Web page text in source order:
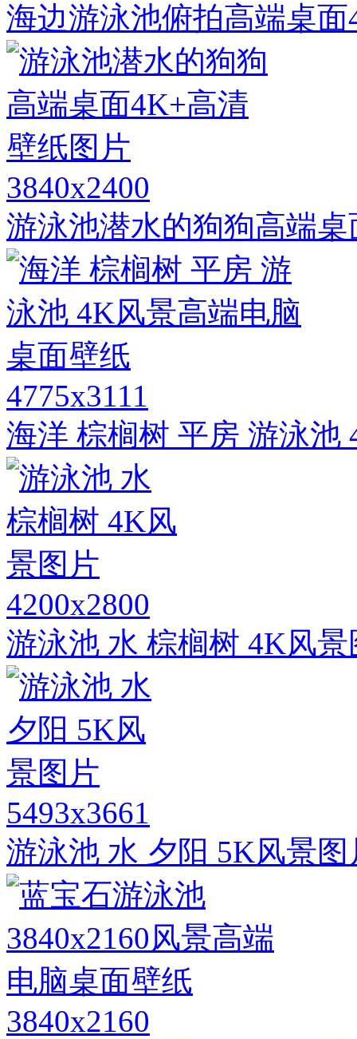
海边游泳池俯拍高端桌
3840x2400
游泳池潜水的狗狗高端
4775x3111
海洋 棕榈树 平房 游泳池
4200x2800
游泳池 水 棕榈树 4K风景
5493x3661
游泳池 水 夕阳 5K风景图
3840x2160